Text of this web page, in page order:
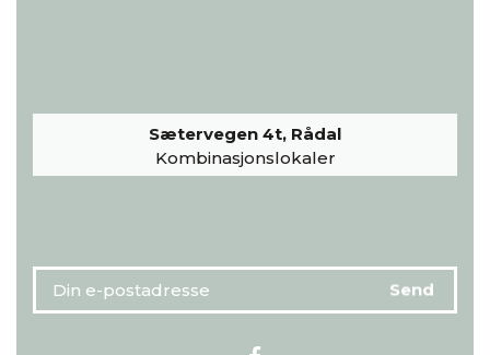
Sætervegen 4t, Rådal
Kombinasjonslokaler